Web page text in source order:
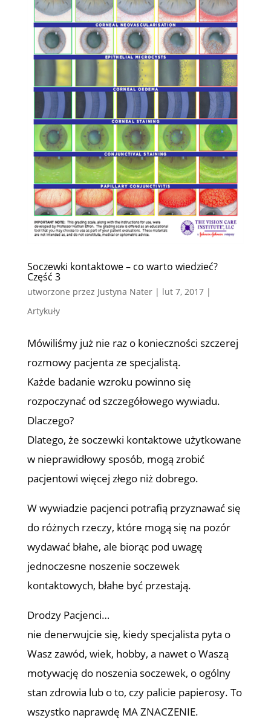
Soczewki kontaktowe – co warto wiedzieć?
Część 3
utworzone przez Justyna Nater| lut 7, 2017|
Artykuły
Mówiliśmy już nie raz o konieczności szczerej
rozmowy pacjenta ze specjalistą.
Każde badanie wzroku powinno się
rozpoczynać od szczegółowego wywiadu.
Dlaczego?
Dlatego, że soczewki kontaktowe użytkowane
w nieprawidłowy sposób, mogą zrobić
pacjentowi więcej złego niż dobrego.
W wywiadzie pacjenci potrafią przyznawać się
do różnych rzeczy, które mogą się na pozór
wydawać błahe, ale biorąc pod uwagę
jednoczesne noszenie soczewek
kontaktowych, błahe być przestają.
Drodzy Pacjenci…
nie denerwujcie się, kiedy specjalista pyta o
Wasz zawód, wiek, hobby, a nawet o Waszą
motywację do noszenia soczewek, o ogólny
stan zdrowia lub o to, czy palicie papierosy. To
wszystko naprawdę MA ZNACZENIE.